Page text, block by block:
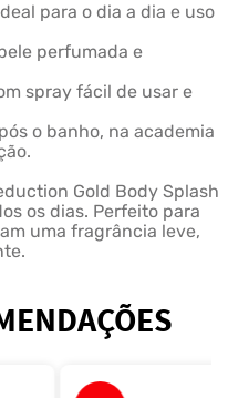
para o dia a dia e uso
perfumada e
spray fácil de usar e
o banho, na academia
Gold Body Splash
os dias. Perfeito para
uma fragrância leve,